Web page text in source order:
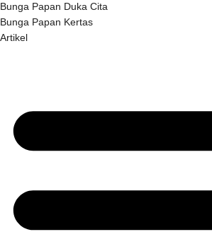
Bunga Papan Duka Cita
Bunga Papan Kertas
Artikel